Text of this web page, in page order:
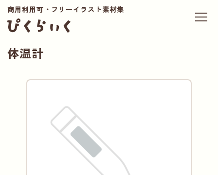
商用利用可・フリーイラスト素材集
体温計